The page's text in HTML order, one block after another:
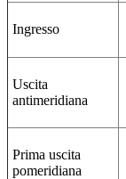
Ingresso
Uscita
antimeridiana
Prima uscita
pomeridiana